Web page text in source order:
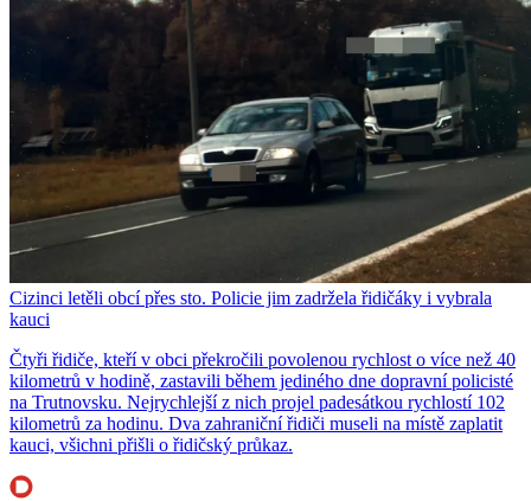
Cizinci letěli obcí přes sto. Policie jim zadržela řidičáky i vybrala
kauci
Čtyři řidiče, kteří v obci překročili povolenou rychlost o více než 40
kilometrů v hodině, zastavili během jediného dne dopravní policisté
na Trutnovsku. Nejrychlejší z nich projel padesátkou rychlostí 102
kilometrů za hodinu. Dva zahraniční řidiči museli na místě zaplatit
kauci, všichni přišli o řidičský průkaz.